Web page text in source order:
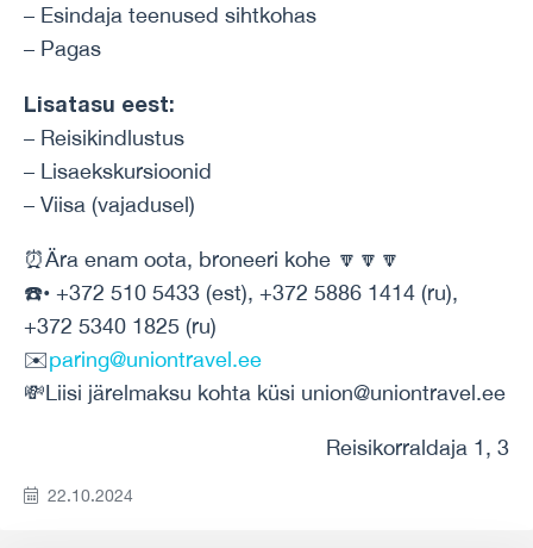
– Esindaja teenused sihtkohas
– Pagas
Lisatasu eest:
– Reisikindlustus
– Lisaekskursioonid
– Viisa (vajadusel)
⏰Ära enam oota, broneeri kohe 🔽🔽🔽
☎️• +372 510 5433 (est), +372 5886 1414 (ru),
+372 5340 1825 (ru)
✉️paring@uniontravel.ee
💸Liisi järelmaksu kohta küsi union@uniontravel.ee
Reisikorraldaja 1, 3
22.10.2024